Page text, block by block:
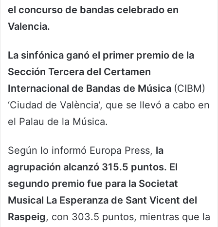
el concurso de bandas celebrado en
Valencia.
La sinfónica ganó el primer premio de la
Sección Tercera del Certamen
Internacional de Bandas de Música (CIBM)
‘Ciudad de València’, que se llevó a cabo en
el Palau de la Música.
Según lo informó Europa Press, la
agrupación alcanzó 315.5 puntos. El
segundo premio fue para la Societat
Musical La Esperanza de Sant Vicent del
Raspeig, con 303.5 puntos, mientras que la